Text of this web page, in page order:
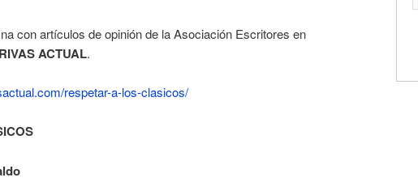
con artículos de opinión de la Asociación Escritores en
RIVAS ACTUAL.
respetar-a-los-clasicos/